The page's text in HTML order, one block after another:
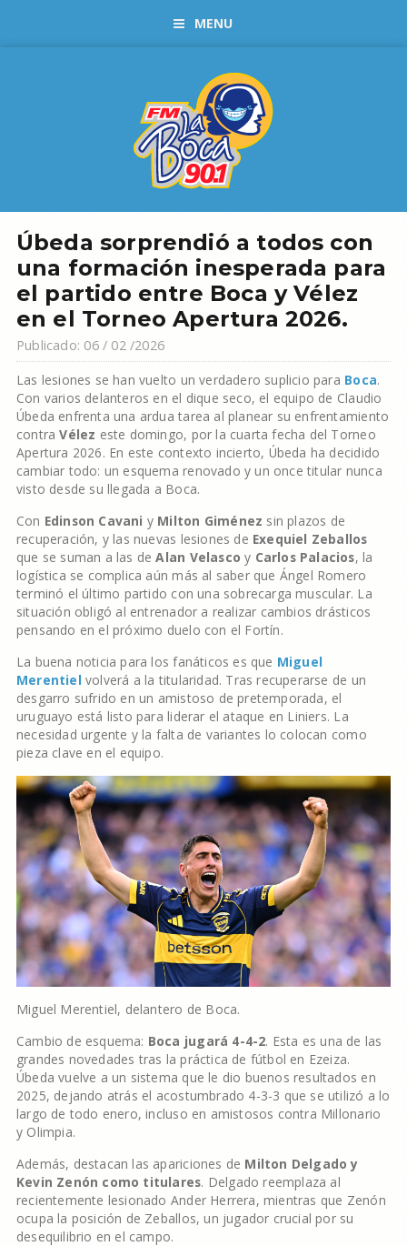
MENU
Úbeda sorprendió a todos con
una formación inesperada para
el partido entre Boca y Vélez
en el Torneo Apertura 2026.
Publicado: 06 / 02 /2026
Las lesiones se han vuelto un verdadero suplicio para Boca.
Con varios delanteros en el dique seco, el equipo de Claudio
Úbeda enfrenta una ardua tarea al planear su enfrentamiento
contraVélez este domingo, por la cuarta fecha del Torneo
Apertura 2026. En este contexto incierto, Úbeda ha decidido
cambiar todo: un esquema renovado y un once titular nunca
visto desde su llegada a Boca.
Con Edinson Cavani y Milton Giménez sin plazos de
recuperación, y las nuevas lesiones de Exequiel Zeballos
que se suman a las deAlan Velasco y Carlos Palacios, la
logística se complica aún más al saber que Ángel Romero
terminó el último partido con una sobrecarga muscular. La
situación obligó al entrenador a realizar cambios drásticos
pensando en el próximo duelo con el Fortín.
La buena noticia para los fanáticos es que Miguel
Merentiel volverá a la titularidad. Tras recuperarse de un
desgarro sufrido en un amistoso de pretemporada, el
uruguayo está listo para liderar el ataque en Liniers. La
necesidad urgente y la falta de variantes lo colocan como
pieza clave en el equipo.
Miguel Merentiel, delantero de Boca.
Cambio de esquema: Boca jugará 4-4-2. Esta es una de las
grandes novedades tras la práctica de fútbol en Ezeiza.
Úbeda vuelve a un sistema que le dio buenos resultados en
2025, dejando atrás el acostumbrado 4-3-3 que se utilizó a lo
largo de todo enero, incluso en amistosos contra Millonario
y Olimpia.
Además, destacan las apariciones de Milton Delgado y
Kevin Zenón como titulares. Delgado reemplaza al
recientemente lesionado Ander Herrera, mientras que Zenón
ocupa la posición de Zeballos, un jugador crucial por su
desequilibrio en el campo.